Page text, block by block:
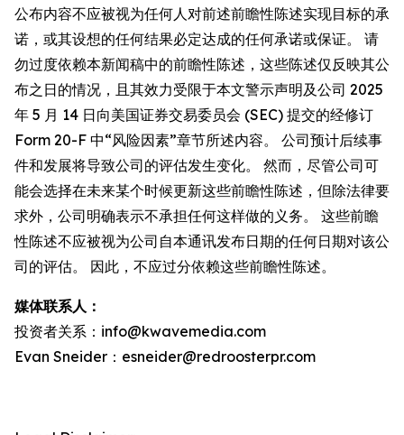
公布内容不应被视为任何人对前述前瞻性陈述实现目标的承
诺，或其设想的任何结果必定达成的任何承诺或保证。 请
勿过度依赖本新闻稿中的前瞻性陈述，这些陈述仅反映其公
布之日的情况，且其效力受限于本文警示声明及公司 2025
年 5 月 14 日向美国证券交易委员会 (SEC) 提交的经修订
Form 20-F 中“风险因素”章节所述内容。 公司预计后续事
件和发展将导致公司的评估发生变化。 然而，尽管公司可
能会选择在未来某个时候更新这些前瞻性陈述，但除法律要
求外，公司明确表示不承担任何这样做的义务。 这些前瞻
性陈述不应被视为公司自本通讯发布日期的任何日期对该公
司的评估。 因此，不应过分依赖这些前瞻性陈述。
媒体联系人：
投资者关系：info@kwavemedia.com
Evan Sneider：esneider@redroosterpr.com